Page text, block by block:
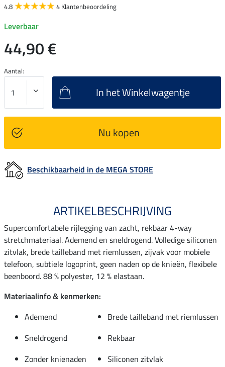
4.8 4 Klantenbeoordeling
Leverbaar
44,90 €
Aantal:
In het Winkelwagentje
Nu kopen
Beschikbaarheid in de MEGA STORE
ARTIKELBESCHRIJVING
Supercomfortabele rijlegging van zacht, rekbaar 4-way
stretchmateriaal. Ademend en sneldrogend. Volledige siliconen
zitvlak, brede tailleband met riemlussen, zijvak voor mobiele
telefoon, subtiele logoprint, geen naden op de knieën, flexibele
beenboord. 88 % polyester, 12 % elastaan.
Materiaalinfo & kenmerken:
Ademend
Brede tailleband met riemlussen
Sneldrogend
Rekbaar
Zonder knienaden
Siliconen zitvlak